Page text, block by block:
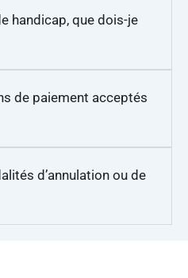
handicap, que dois-je
de paiement acceptés
d’annulation ou de